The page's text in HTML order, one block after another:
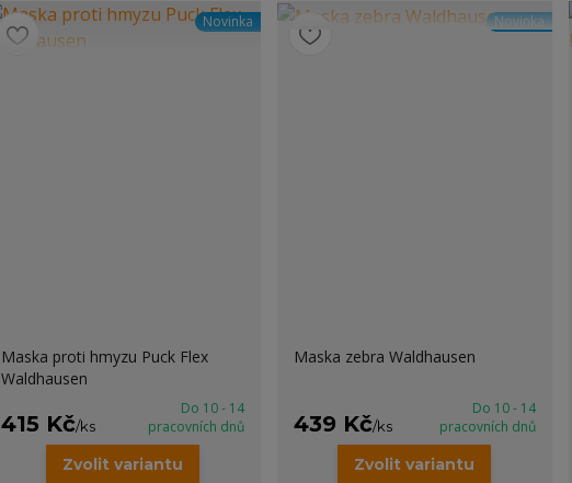
Novinka
Maska proti hmyzu Puck Flex
Waldhausen
415 Kč/ks
Do 10 - 14
pracovních dnů
Zvolit variantu
Novinka
Maska zebra Waldhausen
439 Kč/ks
Do 10 - 14
pracovních dnů
Zvolit variantu